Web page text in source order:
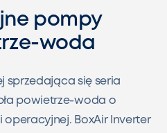
pompy
woda
sprzedająca się seria
powietrze-woda o
BoxAir Inverter